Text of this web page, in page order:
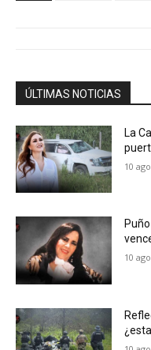
ÚLTIMAS NOTICIAS
La
10
10